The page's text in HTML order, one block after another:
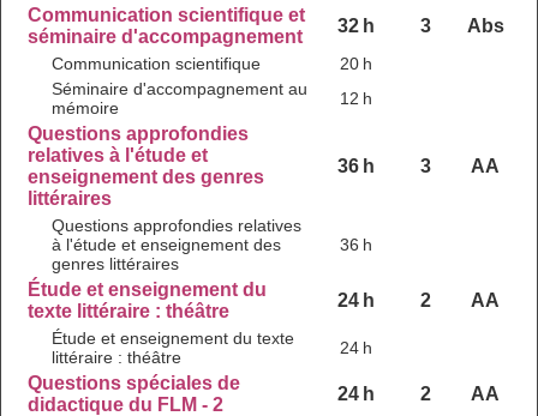
Communication scientifique et
séminaire d'accompagnement
32 h 3 Abs
Communication scientifique
20 h
Séminaire d'accompagnement au
mémoire
12 h
Questions approfondies
relatives à l'étude et
enseignement des genres
littéraires
36 h 3 AA
Questions approfondies relatives
à l'étude et enseignement des
genres littéraires
36 h
Étude et enseignement du
texte littéraire : théâtre
24 h 2 AA
Étude et enseignement du texte
littéraire : théâtre
24 h
Questions spéciales de
didactique du FLM - 2
24 h 2 AA